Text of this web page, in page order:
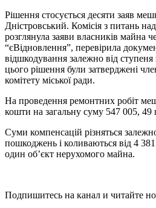
Рішення стосується десяти заяв
Дністровський. Комісія з питань
розглянула заяви власників майна
“єВідновлення”, перевірила
відшкодування залежно від
цього рішення були затверджені
комітету міської ради.
На проведення ремонтних робіт
кошти на загальну суму 547 005, 49
Суми компенсацій різняться
пошкоджень і коливаються від 4
один об’єкт нерухомого майна.
Подпишитесь на канал и читайте